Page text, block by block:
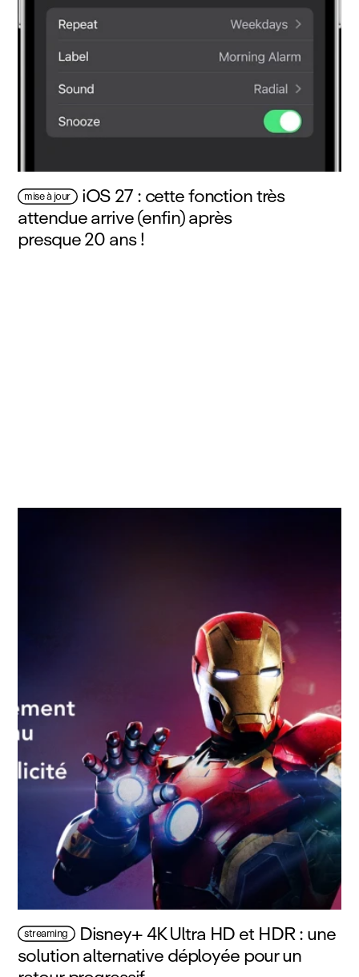
mise à jour iOS 27 : cette fonction très
attendue arrive (enfin) après
presque 20 ans !
streaming Disney+ 4K Ultra HD et HDR : une
solution alternative déployée pour un